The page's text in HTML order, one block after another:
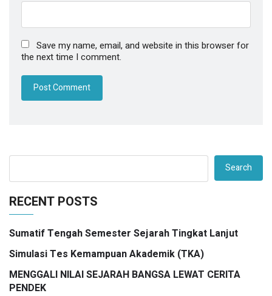
Save my name, email, and website in this browser for
the next time I comment.
Search
RECENT POSTS
Sumatif Tengah Semester Sejarah Tingkat Lanjut
Simulasi Tes Kemampuan Akademik (TKA)
MENGGALI NILAI SEJARAH BANGSA LEWAT CERITA
PENDEK